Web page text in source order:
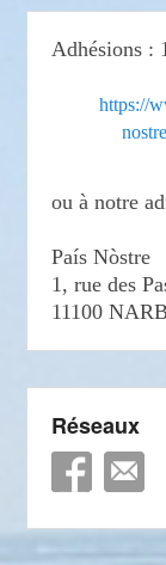
Adhésions :
https://
ou à notre
País Nòstre
1, rue des
11100
Réseaux